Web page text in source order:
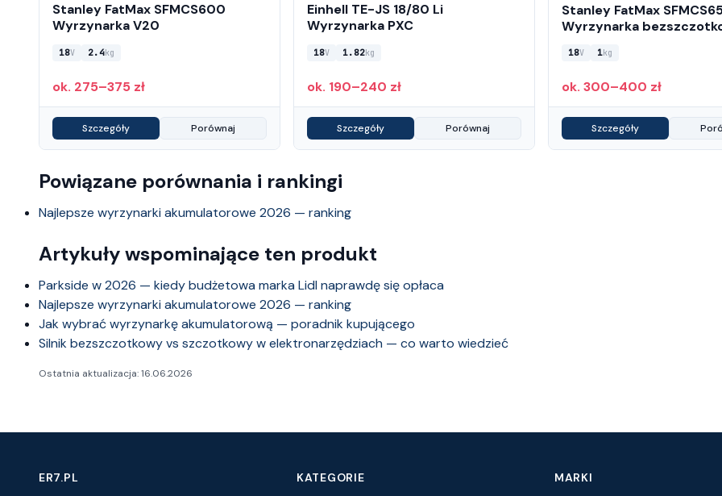
Stanley FatMax SFMCS600
Wyrzynarka V20
18V 2.4kg
ok. 275–375 zł
Szczegóły Porównaj
Einhell TE-JS 18/80 Li
Wyrzynarka PXC
18V 1.82kg
ok. 190–240 zł
Szczegóły Porównaj
Stanley FatMax
Wyrzynarka
18V 1kg
ok. 300–400 zł
Szczegóły
Powiązane porównania i rankingi
Najlepsze wyrzynarki akumulatorowe 2026 — ranking
Artykuły wspominające ten produkt
Parkside w 2026 — kiedy budżetowa marka Lidl naprawdę się opłaca
Najlepsze wyrzynarki akumulatorowe 2026 — ranking
Jak wybrać wyrzynarkę akumulatorową — poradnik kupującego
Silnik bezszczotkowy vs szczotkowy w elektronarzędziach — co warto wiedzieć
Ostatnia aktualizacja: 16.06.2026
ER7.PL KATEGORIE MARKI